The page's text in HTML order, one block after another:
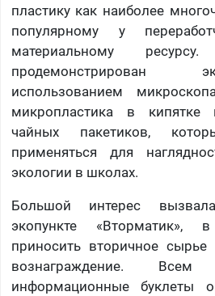
пластику как наиболее
популярному у
материальному
продемонстрирован
использованием
микропластика в кипятке
чайных пакетиков,
применяться для
экологии в школах.
Большой интерес
экопункте
приносить вторичное
вознаграждение.
информационные буклеты